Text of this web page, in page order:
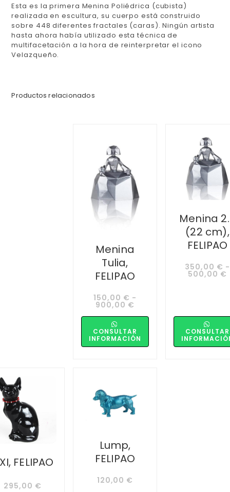
Esta es la primera Menina Poliédrica (cubista)
realizada en escultura, su cuerpo está construido
sobre 448 diferentes fractales (caras). Ningún artista
hasta ahora había utilizado esta técnica de
multifacetación a la hora de reinterpretar el icono
Velazqueño.
Productos relacionados
Menina
Tulia,
FELIPAO
150,00 € -
900,00 €
CONSULTAR
INFORMACIÓN
Menina
(22 cm),
FELIPAO
350,00 € -
500,00 €
CONSULTAR
FELIPAO
295,00 €
Lump,
FELIPAO
120,00 €